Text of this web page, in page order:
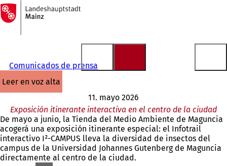
Saltar al contenido
A
la
página
Comunicados de prensa
leer en voz alta
11. mayo 2026
Exposición itinerante interactiva en el centro de la ciudad
De mayo a junio, la Tienda del Medio Ambiente de Maguncia
acogerá una exposición itinerante especial: el Infotrail
interactivo I²-CAMPUS lleva la diversidad de insectos del
campus de la Universidad Johannes Gutenberg de Maguncia
directamente al centro de la ciudad.